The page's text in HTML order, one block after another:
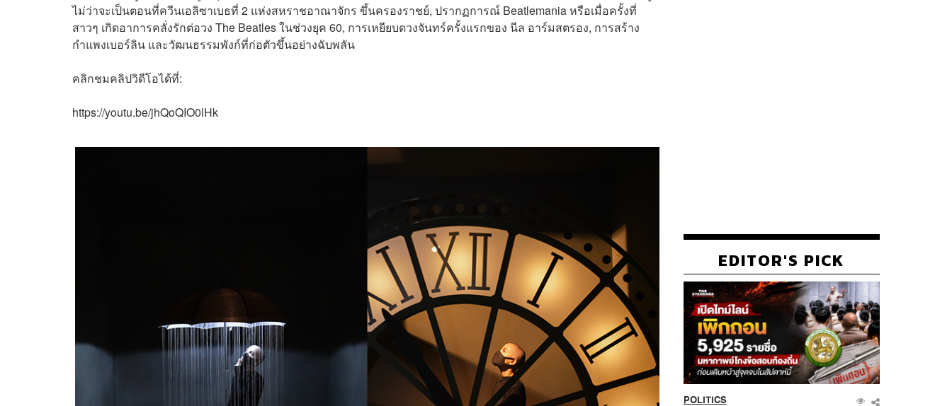
ไม่ว่าจะเป็นตอนที่ควีนเอลิซาเบธที่ 2 แห่งสหราชอาณาจักร ขึ้นครองราชย์, ปรากฏการณ์ Beatlemania หรือเมื่อครั้งที่
สาวๆ เกิดอาการคลั่งรักต่อวง The Beatles ในช่วงยุค 60, การเหยียบดวงจันทร์ครั้งแรกของ นีล อาร์มสตรอง, การสร้าง
กำแพงเบอร์ลิน และวัฒนธรรมพังก์ที่ก่อตัวขึ้นอย่างฉับพลัน
คลิกชมคลิปวิดีโอได้ที่:
https://youtu.be/jhQoQIO0lHk
EDITOR'S PICK
POLITICS